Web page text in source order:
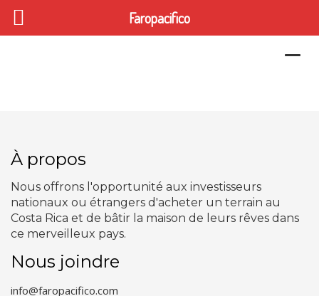
À propos
Nous offrons l'opportunité aux investisseurs
nationaux ou étrangers d'acheter un terrain au
Costa Rica et de bâtir la maison de leurs rêves dans
ce merveilleux pays.
Nous joindre
info@faropacifico.com
Faropacifico